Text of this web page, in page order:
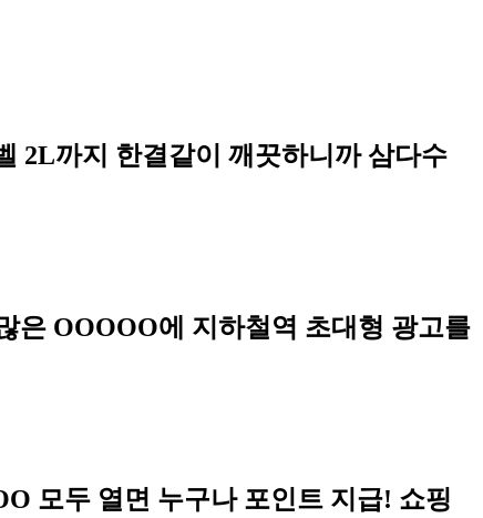
2L까지 한결같이 깨끗하니까 삼다수
은 OOOOO에 지하철역 초대형 광고를
모두 열면 누구나 포인트 지급! 쇼핑